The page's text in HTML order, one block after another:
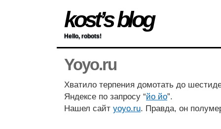
kost’s blog
Hello, robots!
Yoyo.ru
Хватило терпения домотать до
Яндексе по запросу “йо йо”.
Нашел сайт yoyo.ru. Правда, он